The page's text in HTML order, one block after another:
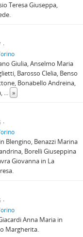
Teresa Giuseppa,
Giulia, Anselmo Maria
Barosso Clelia, Benso
Bonabello Andreina,
... »
Blengino, Benazzi Marina
Borelli Giuseppina
Giovanna in La
Anna Maria in
Margherita.